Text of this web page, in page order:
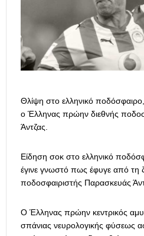
Θλίψη στο ελληνικό
ο Έλληνας πρώην διεθνής
Άντζας.
Είδηση σοκ στο ελληνικό
έγινε γνωστό πως έφυγε από τη
ποδοσφαιριστής Παρασκευάς
Ο Έλληνας πρώην κεντρικός
σπάνιας νευρολογικής φύσεως